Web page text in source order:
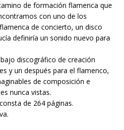
de formación flamenca que
con uno de los
de concierto, un disco
definiría un sonido nuevo para
discográfico de creación
y un después para el flamenco,
de composición e
nunca vistas.
de 264 páginas.